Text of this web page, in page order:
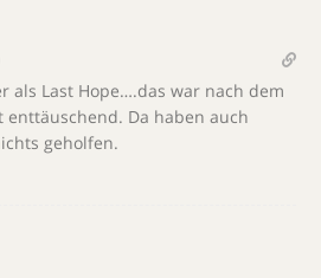
als Last Hope….das war nach dem
enttäuschend. Da haben auch
geholfen.